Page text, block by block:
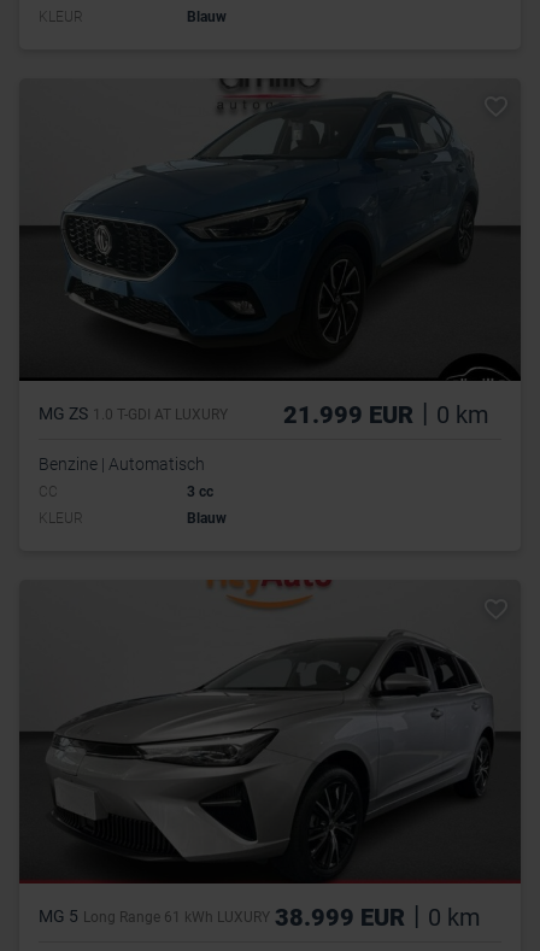
KLEUR Blauw
MG ZS 1.0 T-GDI AT LUXURY 21.999 EUR | 0 km
Benzine | Automatisch
CC
3 cc
KLEUR
Blauw
MG 5 Long Range 61 kWh LUXURY 38.999 EUR | 0 km